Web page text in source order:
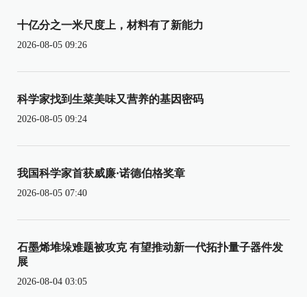
十亿分之一米尺度上，材料有了新能力
2026-08-05 09:26
科学家找到生菜美味又营养的基因密码
2026-08-05 09:24
我国科学家首获威廉·诺德伯格奖章
2026-08-05 07:40
石墨烯堆垛难题被攻克 有望推动新一代拓扑量子器件发
展
2026-08-04 03:05